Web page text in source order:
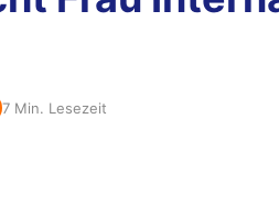
7 Min. Lesezeit